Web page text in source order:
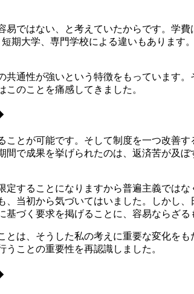
ではない、と考えていたからです。学
期大学、専門学校による違いもあります
通性が強いという特徴をもっています。
のことを痛感してきました。
とが可能です。そして制度を一つ改善
で成果を挙げられたのは、返済苦が及
することになりますから普遍主義では
当初から気づいてはいました。しかし
づく要求を掲げることに、容易ならざる
は、そうした私の考えに重要な変化を
ことの重要性を再認識しました。